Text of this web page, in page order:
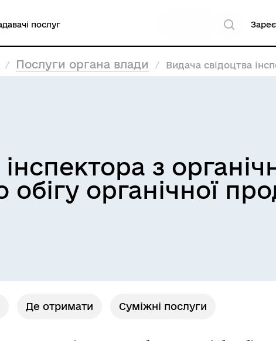
послуг
Послуги органа влади Видача свідоцтва
з
обігу органічної
Де отримати Суміжні послуги